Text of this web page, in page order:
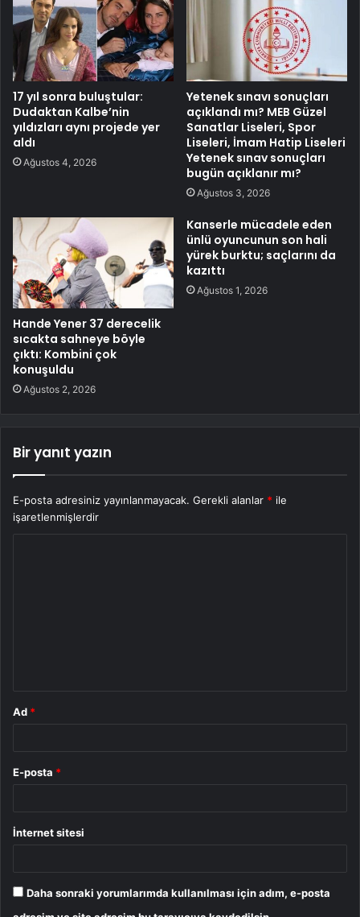
17 yıl sonra buluştular:
Dudaktan Kalbe’nin
yıldızları aynı projede yer
aldı
Ağustos 4, 2026
Yetenek sınavı sonuçları
açıklandı mı? MEB Güzel
Sanatlar Liseleri, Spor
Liseleri, İmam Hatip Liseleri
Yetenek sınav sonuçları
bugün açıklanır mı?
Ağustos 3, 2026
Hande Yener 37 derecelik
sıcakta sahneye böyle
çıktı: Kombini çok
konuşuldu
Ağustos 2, 2026
Kanserle mücadele eden
ünlü oyuncunun son hali
yürek burktu; saçlarını da
kazıttı
Ağustos 1, 2026
Bir yanıt yazın
E-posta adresiniz yayınlanmayacak. Gerekli alanlar * ile
işaretlenmişlerdir
Ad *
E-posta *
İnternet sitesi
Daha sonraki yorumlarımda kullanılması için adım, e-posta